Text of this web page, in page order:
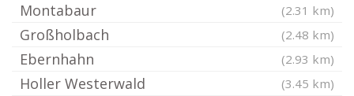
Montabaur (2.31 km)
Großholbach (2.48 km)
Ebernhahn (2.93 km)
Holler Westerwald (3.45 km)